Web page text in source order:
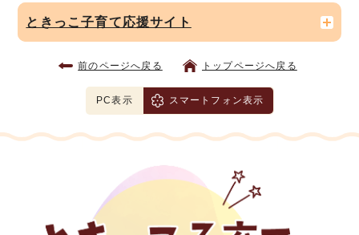
ときっこ子育て応援サイト
前のページへ戻る トップページへ戻る
PC表示 スマートフォン表示